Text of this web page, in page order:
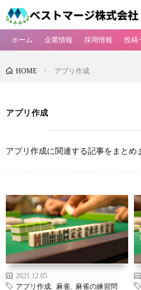
ホーム 企業情報 採用情報 投稿
HOME アプリ作成
アプリ作成
アプリ作成に関連する記事をまとめ
2021.12.05
アプリ作成
麻雀
麻雀の練習問